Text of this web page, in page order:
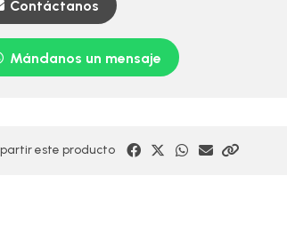
Contáctanos
Mándanos un mensaje
este producto